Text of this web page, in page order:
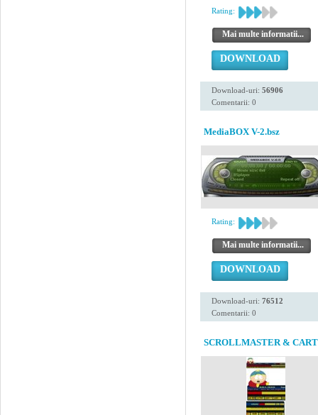
Rating:
Mai multe informatii...
DOWNLOAD
Download-uri: 56906
Comentarii: 0
MediaBOX V-2.bsz
Rating:
Mai multe informatii...
DOWNLOAD
Download-uri: 76512
Comentarii: 0
SCROLLMASTER &